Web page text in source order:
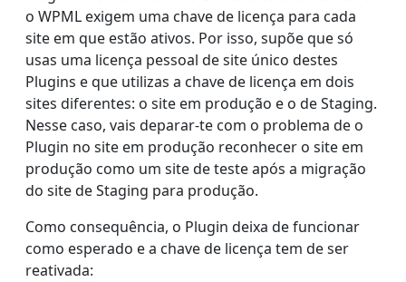
o WPML exigem uma chave de licença para cada
site em que estão ativos. Por isso, supõe que só
usas uma licença pessoal de site único destes
Plugins e que utilizas a chave de licença em dois
sites diferentes: o site em produção e o de Staging.
Nesse caso, vais deparar-te com o problema de o
Plugin no site em produção reconhecer o site em
produção como um site de teste após a migração
do site de Staging para produção.
Como consequência, o Plugin deixa de funcionar
como esperado e a chave de licença tem de ser
reativada: